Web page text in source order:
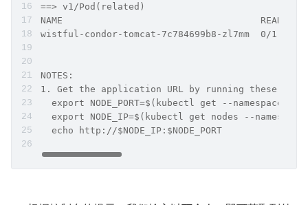
==> v1/Pod(related)
NAME                                    READY
wistful-condor-tomcat-7c784699b8-zl7mm  0/1
NOTES:
1. Get the application URL by running these
export NODE_PORT=$(kubectl get --namespace
export NODE_IP=$(kubectl get nodes --
  echo http://$NODE_IP:$NODE_PORT